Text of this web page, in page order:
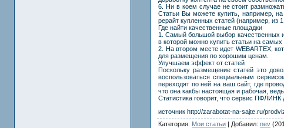
6. Ни в коем случае не стоит
Статьи Вы можете купить, например,
рерайт купленных статей (например, из
Где найти качественные площадки
1. Самый большой выбор качественных
в которой можно купить статьи на
2. На втором месте идет WEBARTEX,
для размещения по хорошим ценам.
Улучшаем эффект от статей
Поскольку размещение статей это
воспользоваться специальным
переходят по ней на ваш сайт, где
что она какбы настоящая и рабочая,
Статистика говорит, что сервис ПФЛИНК
источник http://zarabotat-na-sajte.ru/
Категория: Мои статьи | Добавил: nev